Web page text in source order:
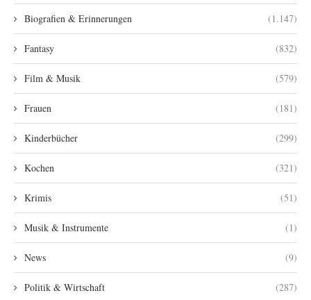
Biografien & Erinnerungen (1.147)
Fantasy (832)
Film & Musik (579)
Frauen (181)
Kinderbücher (299)
Kochen (321)
Krimis (51)
Musik & Instrumente (1)
News (9)
Politik & Wirtschaft (287)